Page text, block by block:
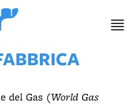
del Gas (World Gas